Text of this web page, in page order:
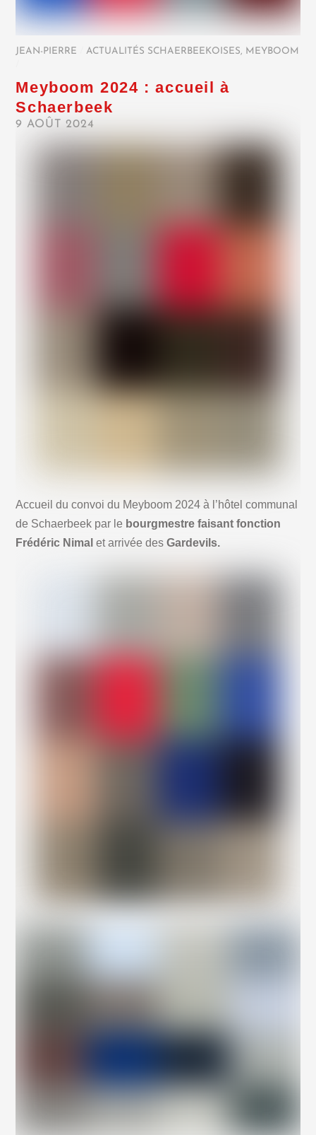
JEAN-PIERRE ACTUALITÉS SCHAERBEEKOISES, MEYBOOM
Meyboom 2024 : accueil à
Schaerbeek
9 AOÛT 2024
Accueil du convoi du Meyboom 2024 à l’hôtel communal
de Schaerbeek par le bourgmestre faisant fonction
Frédéric Nimal et arrivée desGardevils.